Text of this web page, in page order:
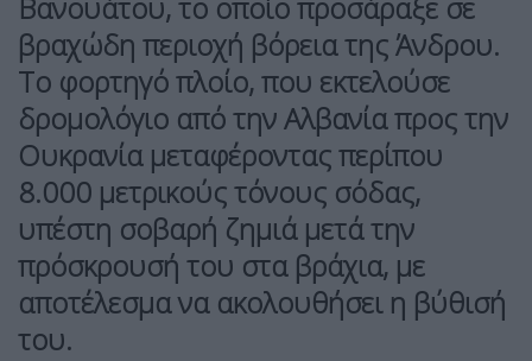
Βανουάτου, το οποίο προσάραξε σε
βραχώδη περιοχή βόρεια της Άνδρου.
Το φορτηγό πλοίο, που εκτελούσε
δρομολόγιο από την Αλβανία προς την
Ουκρανία μεταφέροντας περίπου
8.000 μετρικούς τόνους σόδας,
υπέστη σοβαρή ζημιά μετά την
πρόσκρουσή του στα βράχια, με
αποτέλεσμα να ακολουθήσει η βύθισή
του.